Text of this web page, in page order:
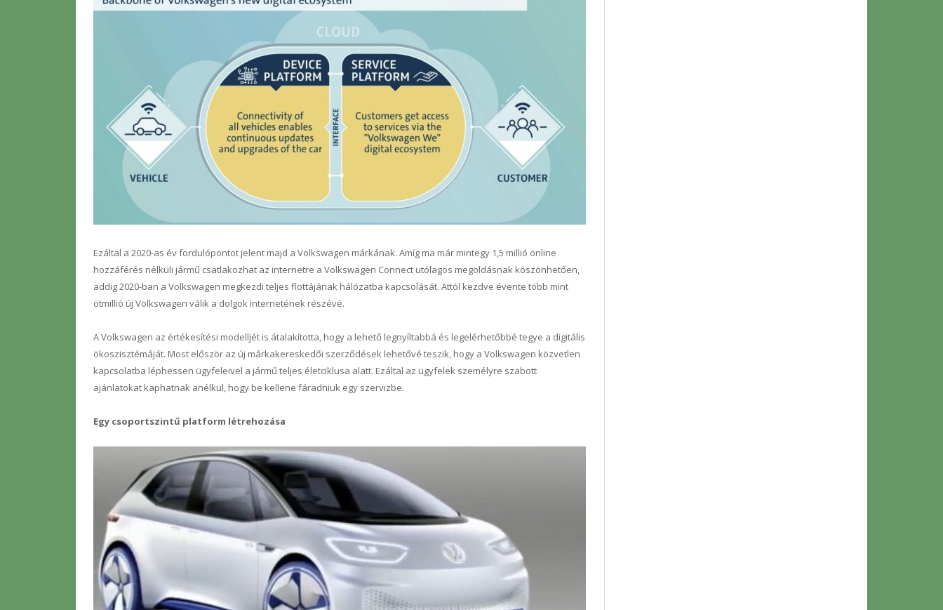
Ezáltal a 2020-as év fordulópontot jelent majd a Volkswagen márkának. Amíg ma már mintegy 1,5 millió online
hozzáférés nélküli jármű csatlakozhat az internetre a Volkswagen Connect utólagos megoldásnak köszönhetően,
addig 2020-ban a Volkswagen megkezdi teljes flottájának hálózatba kapcsolását. Attól kezdve évente több mint
ötmillió új Volkswagen válik a dolgok internetének részévé.
A Volkswagen az értékesítési modelljét is átalakította, hogy a lehető legnyíltabbá és legelérhetőbbé tegye a digitális
ökoszisztémáját. Most először az új márkakereskedői szerződések lehetővé teszik, hogy a Volkswagen közvetlen
kapcsolatba léphessen ügyfeleivel a jármű teljes életciklusa alatt. Ezáltal az ügyfelek személyre szabott
ajánlatokat kaphatnak anélkül, hogy be kellene fáradniuk egy szervizbe.
Egy csoportszintű platform létrehozása